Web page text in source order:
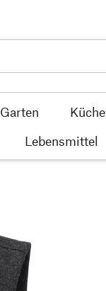
Garten Küche
Lebensmittel